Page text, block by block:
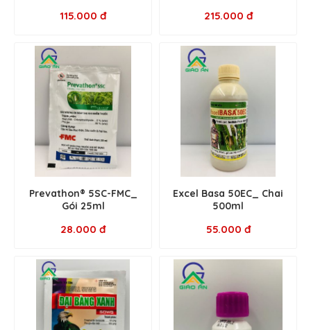
115.000 đ 215.000 đ
Prevathon® 5SC-FMC_
Gói 25ml
28.000 đ
Excel Basa 50EC_ Chai
500ml
55.000 đ